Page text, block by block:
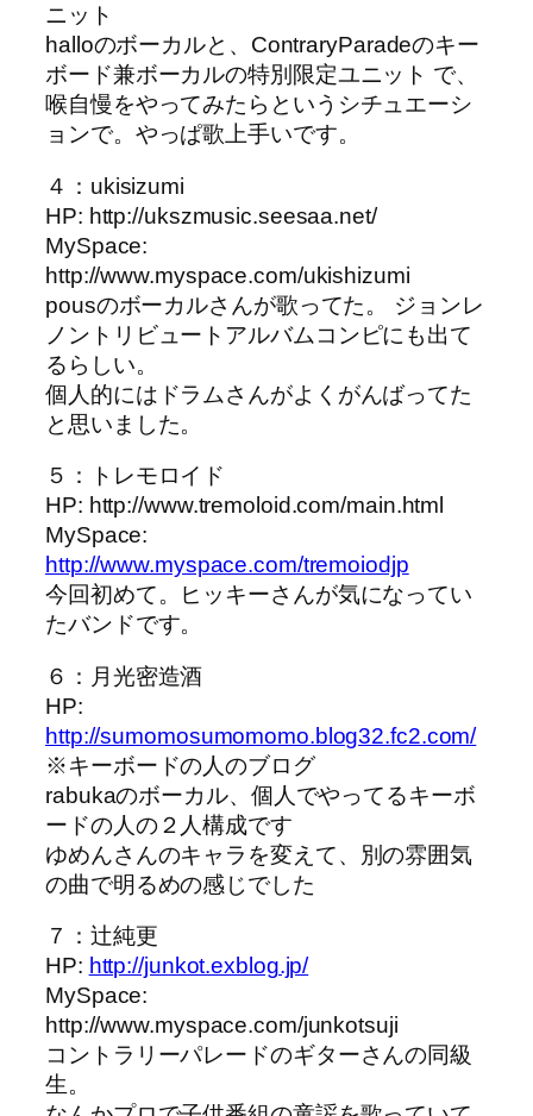
ニット
halloのボーカルと、ContraryParadeのキー
ボード兼ボーカルの特別限定ユニット で、
喉自慢をやってみたらというシチュエーシ
ョンで。やっぱ歌上手いです。
４：ukisizumi
HP: http://ukszmusic.seesaa.net/
MySpace:
http://www.myspace.com/ukishizumi
pousのボーカルさんが歌ってた。 ジョンレ
ノントリビュートアルバムコンピにも出て
るらしい。
個人的にはドラムさんがよくがんばってた
と思いました。
５：トレモロイド
HP: http://www.tremoloid.com/main.html
MySpace:
http://www.myspace.com/tremoiodjp
今回初めて。ヒッキーさんが気になってい
たバンドです。
６：月光密造酒
HP:
http://sumomosumomomo.blog32.fc2.com/
※キーボードの人のブログ
rabukaのボーカル、個人でやってるキーボ
ードの人の２人構成です
ゆめんさんのキャラを変えて、別の雰囲気
の曲で明るめの感じでした
７：辻純更
HP: http://junkot.exblog.jp/
MySpace:
http://www.myspace.com/junkotsuji
コントラリーパレードのギターさんの同級
生。